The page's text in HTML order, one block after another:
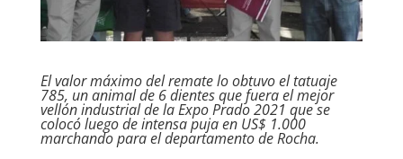
El valor máximo del remate lo obtuvo el tatuaje
785, un animal de 6 dientes que fuera el mejor
vellón industrial de la Expo Prado 2021 que se
colocó luego de intensa puja en US$ 1.000
marchando para el departamento de Rocha.